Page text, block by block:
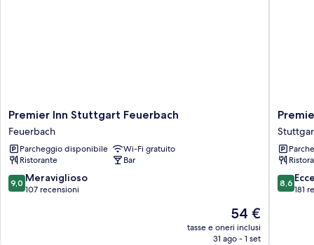
Premier
Inn
Stuttgart
Feuerbach
Feuerbach
Premier Inn Stuttgart Feuerbach
Feuerbach
Parcheggio disponibile
Wi-Fi gratuito
Ristorante
Bar
9.0
su
9,0 Meraviglioso
107 recensioni
Il
prezzo
attuale
54 €
tasse e oneri inclusi
31 ago - 1 set
Premier
Inn
City
Mitte
8.6
su
8,6
181